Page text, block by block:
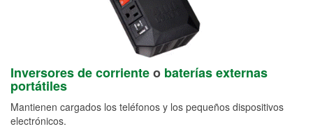
Inversores de corrienteo baterías externas
portátiles
Mantienen cargados los teléfonos y los pequeños dispositivos
electrónicos.